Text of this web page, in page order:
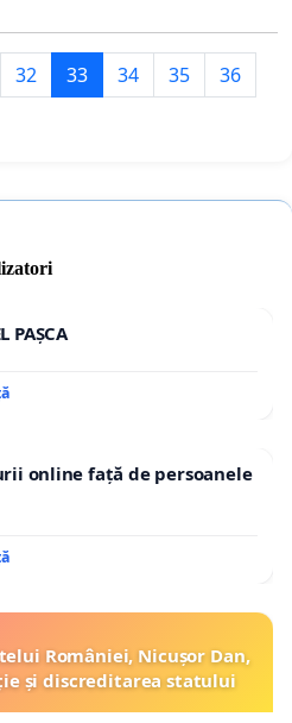
32 33 34 35
36
online față de persoanele
României, Nicușor Dan,
și discreditarea statului